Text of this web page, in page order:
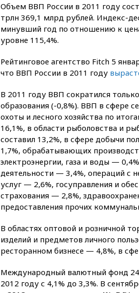
Объем ВВП России в 2011 году
трлн 369,1 млрд рублей. Индекс-
минувший год по отношению к
уровне 115,4%.
Рейтинговое агентство Fitch 5
что ВВП России в 2011 году
В 2011 году ВВП сократился
образования (-0,8%). ВВП в сфере
охоты и лесного хозяйства по
16,1%, в области рыболовства и
составил 13,2%, в сфере добычи
1,7%, обрабатывающих
электроэнергии, газа и воды —
деятельности — 3,4%, операций
услуг — 2,6%, госуправления и
страхования — 2,8%,
предоставления прочих
В областях оптовой и розничной
изделий и предметов личного
ресторанном бизнесе — 4,8%, в
Международный валютный фонд
2012 году с 4,1% до 3,3%. В